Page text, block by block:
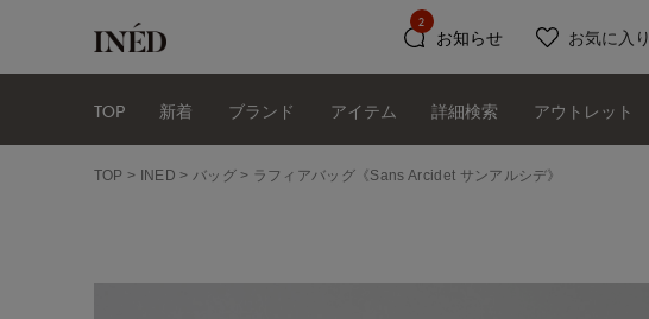
お知らせ
2
お気に入り
TOP 新着 ブランド アイテム 詳細検索 アウトレット
TOP INED バッグ ラフィアバッグ《Sans Arcidet サンアルシデ》